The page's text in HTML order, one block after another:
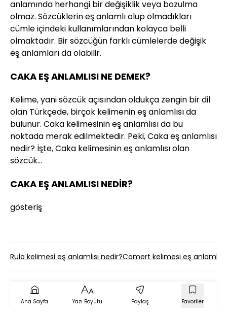
anlamında herhangi bir değişiklik veya bozulma
olmaz. Sözcüklerin eş anlamlı olup olmadıkları
cümle içindeki kullanımlarından kolayca belli
olmaktadır. Bir sözcüğün farklı cümlelerde değişik
eş anlamları da olabilir.
CAKA EŞ ANLAMLISI NE DEMEK?
Kelime, yani sözcük açısından oldukça zengin bir dil
olan Türkçede, birçok kelimenin eş anlamlısı da
bulunur. Caka kelimesinin eş anlamlısı da bu
noktada merak edilmektedir. Peki, Caka eş anlamlısı
nedir? İşte, Caka kelimesinin eş anlamlısı olan
sözcük…
CAKA EŞ ANLAMLISI NEDİR?
gösteriş
Rulo kelimesi eş anlamlısı nedir?Cömert kelimesi eş anlamlısı
Ana Sayfa Yazı Boyutu Paylaş Favoriler